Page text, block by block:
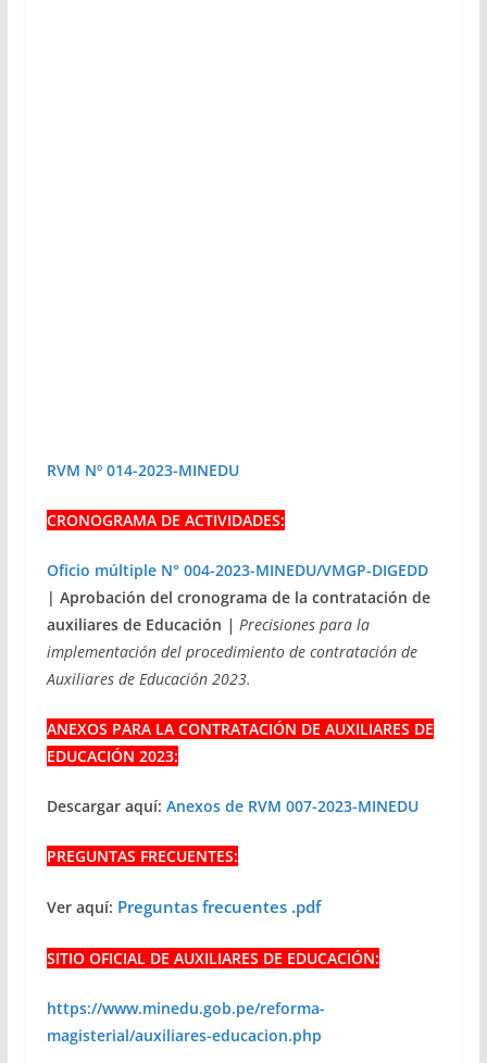
RVM Nº 014-2023-MINEDU
CRONOGRAMA DE ACTIVIDADES:
Oficio múltiple N° 004-2023-MINEDU/VMGP-DIGEDD
| Aprobación del cronograma de la contratación de
auxiliares de Educación | Precisiones para la
implementación del procedimiento de contratación de
Auxiliares de Educación 2023.
ANEXOS PARA LA CONTRATACIÓN DE AUXILIARES DE
EDUCACIÓN 2023:
Descargar aquí: Anexos de RVM 007-2023-MINEDU
PREGUNTAS FRECUENTES:
Ver aquí: Preguntas frecuentes .pdf
SITIO OFICIAL DE AUXILIARES DE EDUCACIÓN:
https://www.minedu.gob.pe/reforma-
magisterial/auxiliares-educacion.php